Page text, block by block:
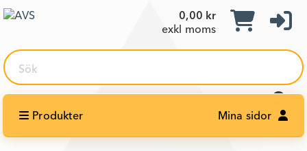
0,00 kr
exkl moms
Sök
Produkter Mina sidor